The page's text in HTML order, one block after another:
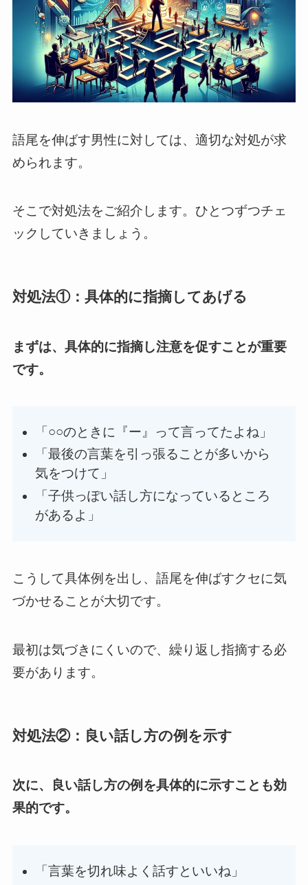
語尾を伸ばす男性に対しては、適切な対処が求
められます。
そこで対処法をご紹介します。ひとつずつチェ
ックしていきましょう。
対処法①：具体的に指摘してあげる
まずは、具体的に指摘し注意を促すことが重要
です。
「○○のときに『ー』って言ってたよね」
「最後の言葉を引っ張ることが多いから
気をつけて」
「子供っぽい話し方になっているところ
があるよ」
こうして具体例を出し、語尾を伸ばすクセに気
づかせることが大切です。
最初は気づきにくいので、繰り返し指摘する必
要があります。
対処法②：良い話し方の例を示す
次に、良い話し方の例を具体的に示すことも効
果的です。
「言葉を切れ味よく話すといいね」